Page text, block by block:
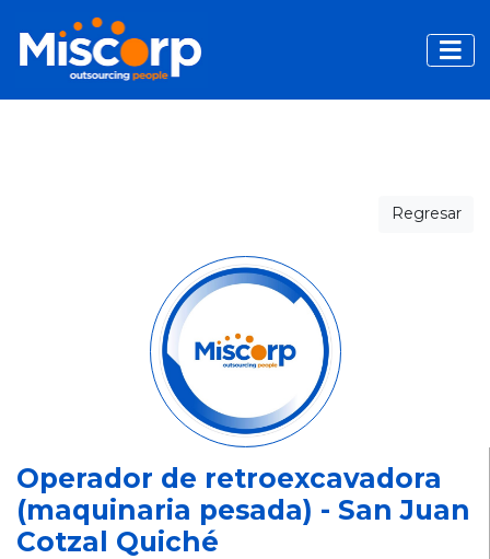
Regresar
Operador de retroexcavadora
(maquinaria pesada) - San Juan
Cotzal Quiché